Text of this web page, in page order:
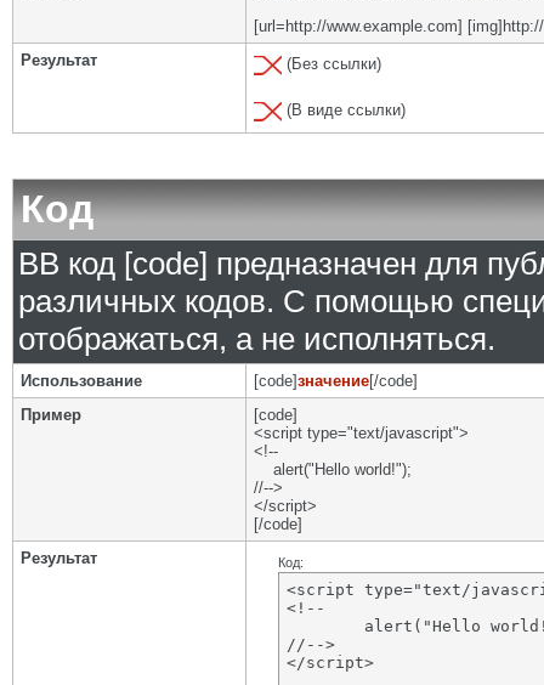
[url=http://www.example.com]
Результат
(Без ссылки)
(В виде ссылки)
Код
BB код [code] предназначен для
различных кодов. С помощью
отображаться, а не исполняться.
Использование [code]значение[/code]
Пример
[code]
<script type="text/javascript">
<!--
alert("Hello world!");
//-->
</script>
[/code]
Результат
Код:
<script type="text/
<!--
//-->
</script>